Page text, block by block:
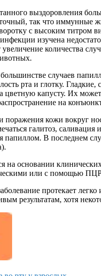
выздоровления
так что иммунные
с высоким титром
изучена
количества
случаев
рта и глотку.
капусту. Их
на
поражения кожи вокруг
галитоз,
папиллом. В последнем
на основании
или с помощью
протекает
результатам, хотя